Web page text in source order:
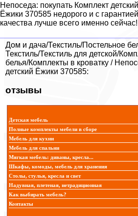
Непоседа: покупать Комплект детский
Ёжики 370585 недорого и с гарантией
качества лучше всего именно сейчас!
Дом и дача/Текстиль/Постельное
Текстиль/Текстиль для детской/
белья/Комплекты в кроватку /
детский Ёжики 370585:
отзывы
Детская мебель
Полные комплекты мебели в сборе
Мебель для кухни
Мебель для спальни
Мягкая мебель: диваны, кресла...
Шкафы, комоды, мебель для хранения
Столы, стулья, кресла и свет
Надувная, плетеная, нетрадиционная
Как выбирать мебель?
Контакты